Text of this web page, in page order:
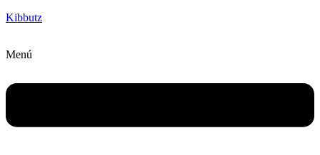
Kibbutz
Menú